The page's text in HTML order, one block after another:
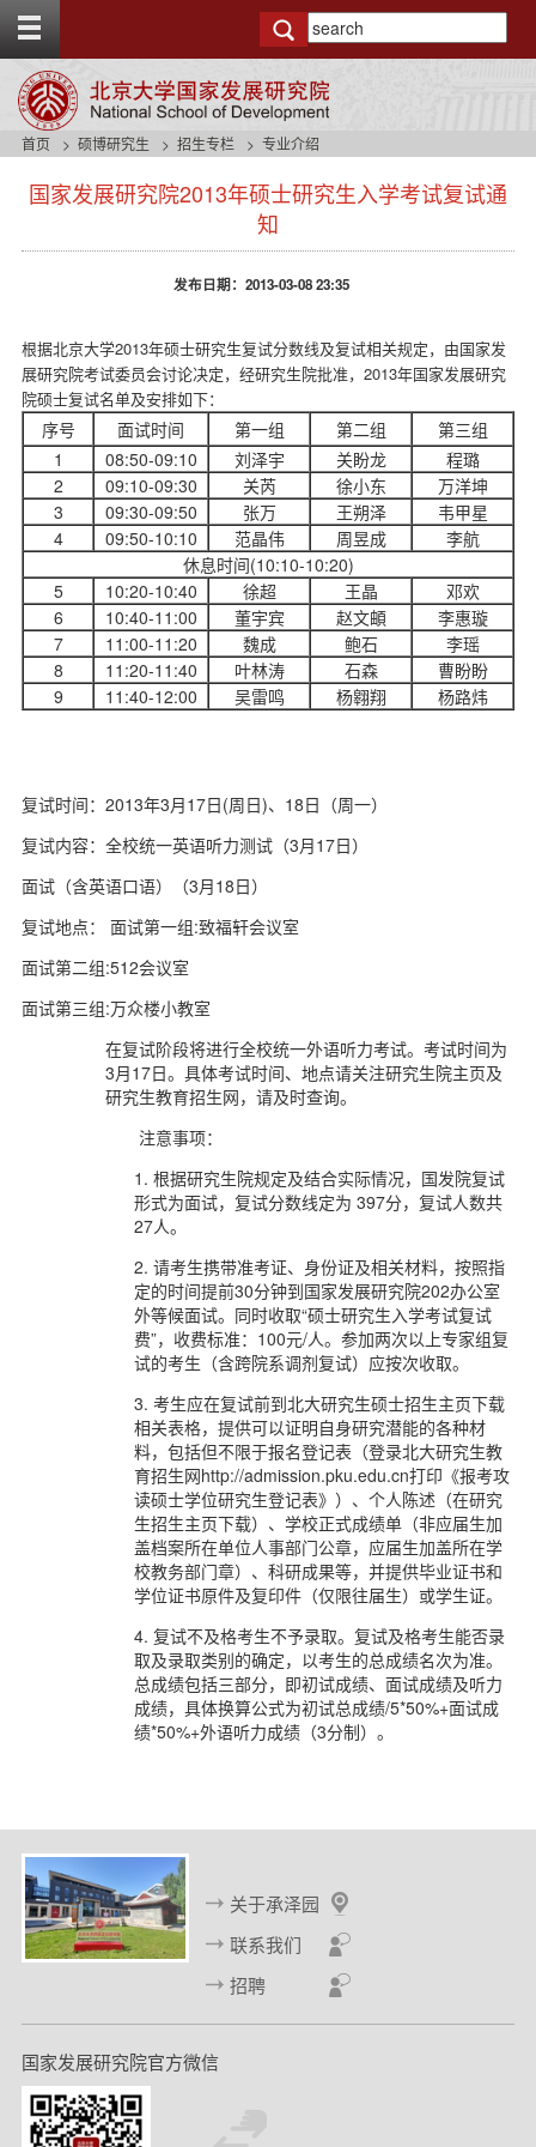
g
t
首页 硕博研究生 招生专栏 专业介绍
国家发展研究院2013年硕士研究生入学考试复试通
知
发布日期：2013-03-08 23:35
根据北京大学2013年硕士研究生复试分数线及复试相关规定，由国家发
展研究院考试委员会讨论决定，经研究生院批准，2013年国家发展研究
院硕士复试名单及安排如下：
序号 面试时间 第一组 第二组
第三组
1
08:50-09:10 刘泽宇 关盼龙
程璐
2
09:10-09:30 关芮 徐小东
万洋坤
3
09:30-09:50 张万 王朔泽
韦甲星
4
09:50-10:10 范晶伟 周昱成
李航
休息时间(10:10-10:20)
5
10:20-10:40 徐超 王晶
邓欢
6
10:40-11:00 董宇宾 赵文頔
李惠璇
7
11:00-11:20 魏成 鲍石
李瑶
8
11:20-11:40 叶林涛 石森
曹盼盼
9
11:40-12:00 吴雷鸣 杨翱翔 杨路炜
复试时间：2013年3月17日(周日)、18日（周一）
复试内容：全校统一英语听力测试（3月17日）
面试（含英语口语）（3月18日）
复试地点： 面试第一组:致福轩会议室
面试第二组:512会议室
面试第三组:万众楼小教室
在复试阶段将进行全校统一外语听力考试。考试时间为
3月17日。具体考试时间、地点请关注研究生院主页及
研究生教育招生网，请及时查询。
注意事项：
1. 根据研究生院规定及结合实际情况，国发院复试
形式为面试，复试分数线定为 397分，复试人数共
27人。
2. 请考生携带准考证、身份证及相关材料，按照指
定的时间提前30分钟到国家发展研究院202办公室
外等候面试。同时收取“硕士研究生入学考试复试
费”，收费标准：100元/人。参加两次以上专家组复
试的考生（含跨院系调剂复试）应按次收取。
3. 考生应在复试前到北大研究生硕士招生主页下载
相关表格，提供可以证明自身研究潜能的各种材
料，包括但不限于报名登记表（登录北大研究生教
育招生网http://admission.pku.edu.cn打印《报考攻
读硕士学位研究生登记表》）、个人陈述（在研究
生招生主页下载）、学校正式成绩单（非应届生加
盖档案所在单位人事部门公章，应届生加盖所在学
校教务部门章）、科研成果等，并提供毕业证书和
学位证书原件及复印件（仅限往届生）或学生证。
4. 复试不及格考生不予录取。复试及格考生能否录
取及录取类别的确定，以考生的总成绩名次为准。
总成绩包括三部分，即初试成绩、面试成绩及听力
成绩，具体换算公式为初试总成绩/5*50%+面试成
绩*50%+外语听力成绩（3分制）。
关于承泽园
联系我们
招聘
国家发展研究院官方微信